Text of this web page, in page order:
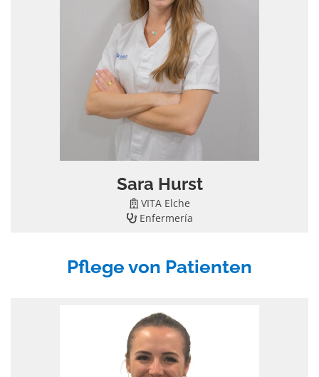
Sara Hurst
VITA Elche
Enfermería
Pflege von Patienten